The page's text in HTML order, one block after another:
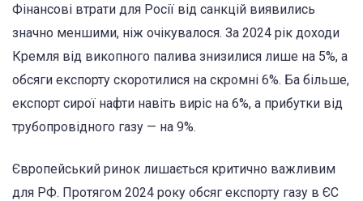
Фінансові втрати для Росії від санкцій виявились
значно меншими, ніж очікувалося. За 2024 рік доходи
Кремля від викопного палива знизилися лише на 5%, а
обсяги експорту скоротилися на скромні 6%. Ба більше,
експорт сирої нафти навіть виріс на 6%, а прибутки від
трубопровідного газу — на 9%.
Європейський ринок лишається критично важливим
для РФ. Протягом 2024 року обсяг експорту газу в ЄС